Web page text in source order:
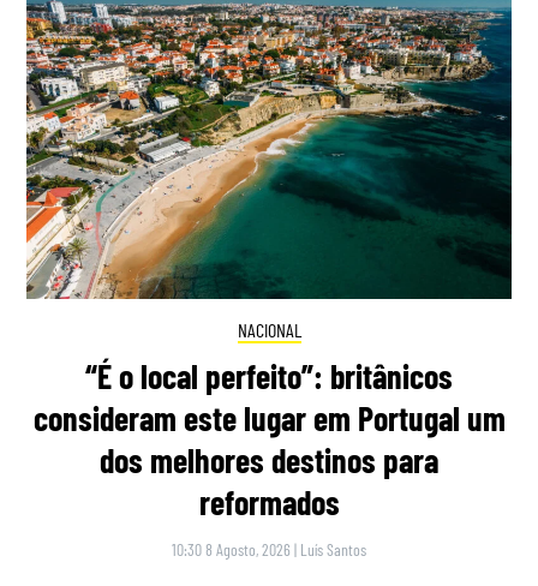
NACIONAL
“É o local perfeito”: britânicos
consideram este lugar em Portugal um
dos melhores destinos para
reformados
10:30 8 Agosto, 2026 | Luís Santos